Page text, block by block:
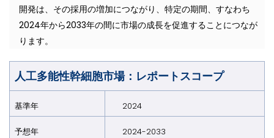
開発は、その採用の増加につながり、特定の期間、すなわち
2024年から2033年の間に市場の成長を促進することにつなが
ります。
人工多能性幹細胞市場：レポートスコープ
基準年 2024
予想年 2024-2033